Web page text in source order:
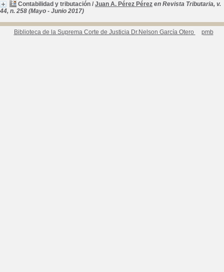
Contabilidad y tributación / Juan A. Pérez Pérez en Revista Tributaria, v.
44, n. 258 (Mayo - Junio 2017)
Biblioteca de la Suprema Corte de Justicia Dr.Nelson García Otero pmb